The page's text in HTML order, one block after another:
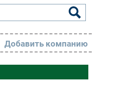
Добавить компанию